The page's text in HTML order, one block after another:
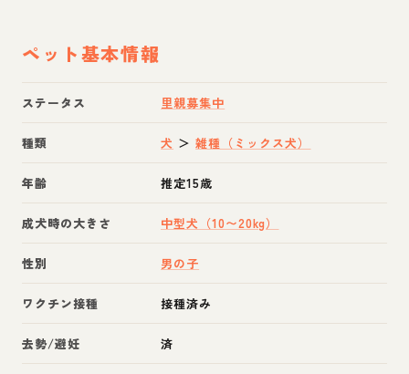
ペット基本情報
ステータス 里親募集中
種類 犬 ＞雑種（ミックス犬）
年齢 推定15歳
成犬時の大きさ 中型犬（10〜20kg）
性別 男の子
ワクチン接種 接種済み
去勢/避妊 済